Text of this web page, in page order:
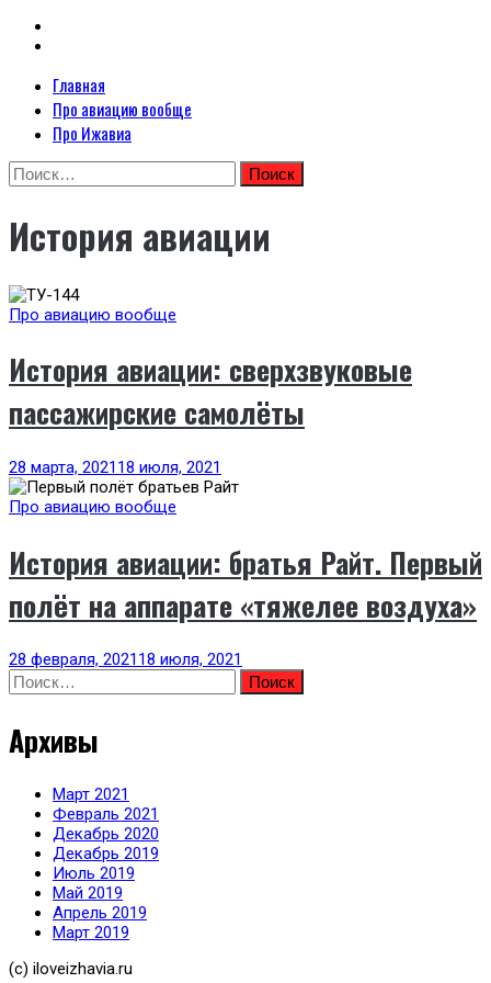
Я люблю ИжАвиа
Неофициальный сайт авиакомпании Ижавиа: Ижавиа и авиация России
PrimaryГлавная
Про авиацию вообще
Про Ижавиа
Skip
to
Найти:
История авиации
Про авиацию вообще
История авиации: сверхзвуковые
пассажирские самолёты
28 марта, 202118 июля, 2021
Про авиацию вообще
История авиации: братья Райт. Первый
полёт на аппарате «тяжелее воздуха»
28 февраля, 202118 июля, 2021
Найти:
Архивы
Март 2021
Февраль 2021
Декабрь 2020
Декабрь 2019
Июль 2019
Май 2019
Апрель 2019
Март 2019
(с) iloveizhavia.ru